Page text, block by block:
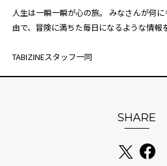
人生は一瞬一瞬が心の旅。 みなさんが何
由で、冒険に満ちた毎日になるような情報
TABIZINEスタッフ一同
SHARE